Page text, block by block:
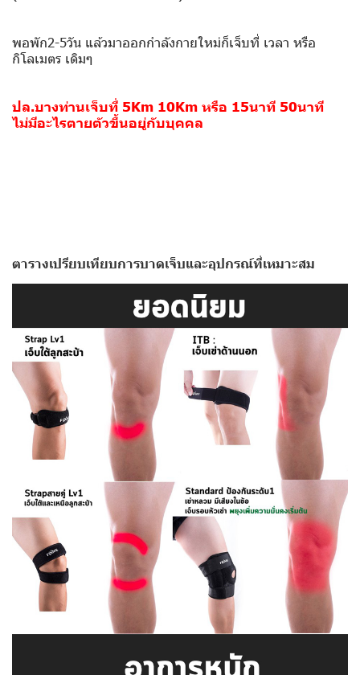
พอพัก2-5วัน แล้วมาออกกำลังกายใหม่ก็เจ็บที่ เวลา หรือ
กิโลเมตร เดิมๆ
ปล.บางท่านเจ็บที่ 5Km 10Km หรือ 15นาที 50นาที
ไม่มีอะไรตายตัวขึ้นอยู่กับบุคคล
ตารางเปรียบเทียบการบาดเจ็บและอุปกรณ์ที่เหมาะสม